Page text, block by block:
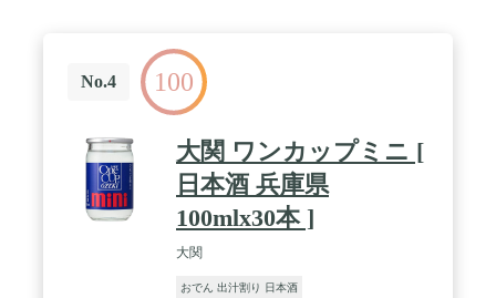
No.4 100
大関 ワンカップミニ [
日本酒 兵庫県
100mlx30本 ]
大関
おでん 出汁割り 日本酒